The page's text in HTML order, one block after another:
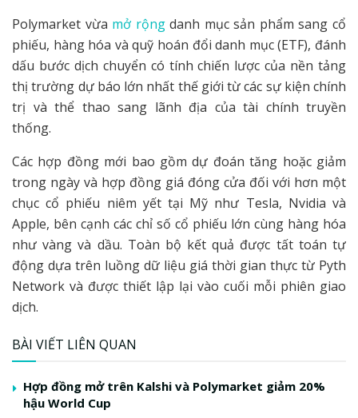
Polymarket vừa mở rộngdanh mục sản phẩm sang cổ
phiếu, hàng hóa và quỹ hoán đổi danh mục (ETF), đánh
dấu bước dịch chuyển có tính chiến lược của nền tảng
thị trường dự báo lớn nhất thế giới từ các sự kiện chính
trị và thể thao sang lãnh địa của tài chính truyền
thống.
Các hợp đồng mới bao gồm dự đoán tăng hoặc giảm
trong ngày và hợp đồng giá đóng cửa đối với hơn một
chục cổ phiếu niêm yết tại Mỹ như Tesla, Nvidia và
Apple, bên cạnh các chỉ số cổ phiếu lớn cùng hàng hóa
như vàng và dầu. Toàn bộ kết quả được tất toán tự
động dựa trên luồng dữ liệu giá thời gian thực từ Pyth
Network và được thiết lập lại vào cuối mỗi phiên giao
dịch.
BÀI VIẾT LIÊN QUAN
Hợp đồng mở trên Kalshi và Polymarket giảm 20%
hậu World Cup